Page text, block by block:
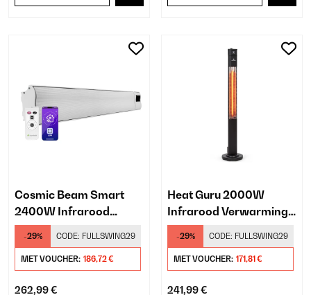
Cosmic Beam Smart
2400W Infrarood
Verwarming Wand Wit
-29% CODE: FULLSWING29
MET VOUCHER: 186,72 €
262,99 €
Heat Guru 2000W
Infrarood Verwarming
Vrijstaand​ Zwart
-29% CODE: FULLSWING29
MET VOUCHER: 171,81 €
241,99 €